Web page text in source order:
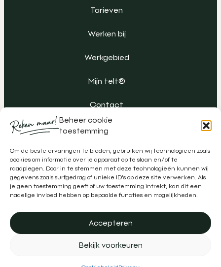
Beheer cookie
toestemming
Om de beste ervaringen te bieden, gebruiken wij technologieën zoals
cookies om informatie over je apparaat op te slaan en/of te
raadplegen. Door in te stemmen met deze technologieën kunnen wij
gegevens zoals surfgedrag of unieke ID's op deze site verwerken. Als
je geen toestemming geeft of uw toestemming intrekt, kan dit een
nadelige invloed hebben op bepaalde functies en mogelijkheden.
Accepteren
Bekijk voorkeuren
Tarieven
Werken bij
Werkgebied
Mijn telt®
Contact
Algemene voorwaarden
Klachtenregeling
Privacy
Disclaimer